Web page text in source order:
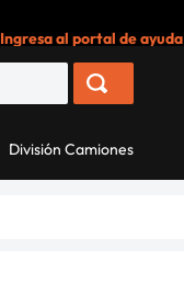
Ingresa al portal de ayuda
División Camiones